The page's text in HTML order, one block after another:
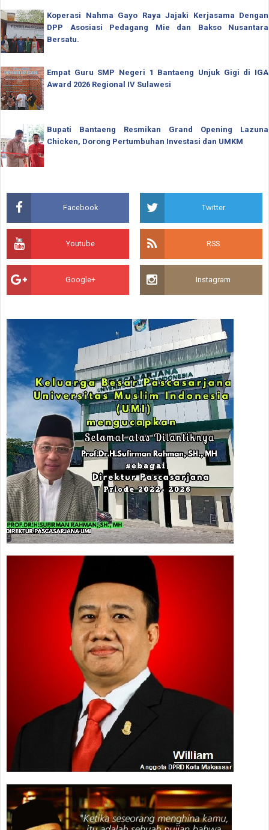
Koperasi Nahma Gayo Raya Jajaki Kerjasama Dengan
DPP Asosiasi Pedagang Mie dan Bakso Nusantara
Bersatu.
Empat Guru SMP Negeri 1 Bantaeng Unjuk Gigi di IGA
Award 2026 Regional IV Sulawesi
Bupati Bantaeng Resmikan Grand Opening Lazuna
Chicken, Dorong Pertumbuhan Investasi dan UMKM
Facebook Twitter
Youtube RSS
Google+ Instagram